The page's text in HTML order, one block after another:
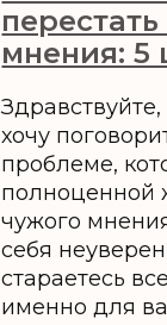
мнения: 5
хочу
проблеме,
полноценной
чужого
себя
стараетесь
именно для